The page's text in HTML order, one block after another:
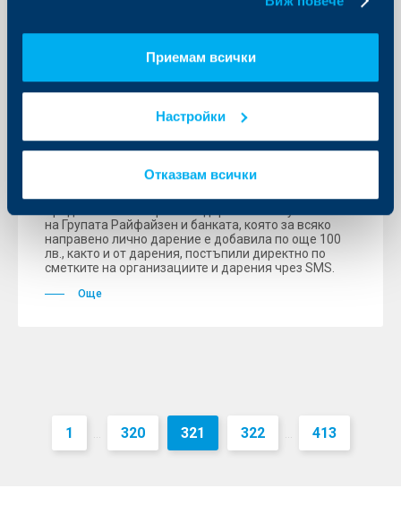
Приемам всички
Настройки
Отказвам всички
KBC Банк
20 книги в 300 тома за деца с
нарушено зрение бяха отпечатани
благодарение на дарителската
“Избери, за да помогнеш”
на Групата Райфайзен и банката, която за всяко
направено лично дарение е добавила по още 100
лв., както и от дарения, постъпили директно по
сметките на организациите и дарения чрез SMS.
Още
1 ... 320 321 322 ... 413